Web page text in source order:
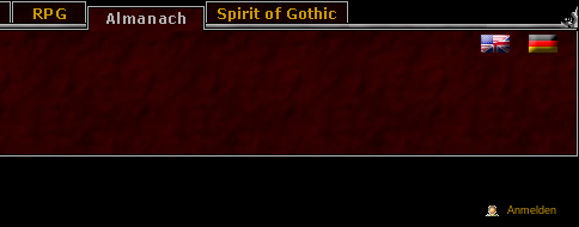
Anmelden